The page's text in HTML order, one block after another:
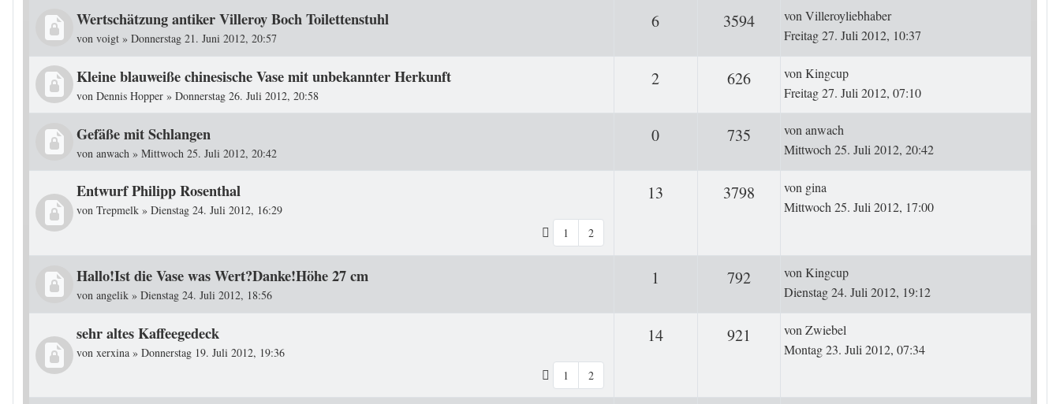
Wertschätzung antiker Villeroy Boch Toilettenstuhl
von voigt » Donnerstag 21. Juni 2012, 20:57
6Antworten3594ZugriffeLetzter Beitrag
vonVilleroyliebhaber
Freitag 27. Juli 2012, 10:37
Kleine blauweiße chinesische Vase mit unbekannter Herkunft
von Dennis Hopper » Donnerstag 26. Juli 2012, 20:58
2Antworten 626ZugriffeLetzter Beitrag
vonKingcup
Freitag 27. Juli 2012, 07:10
Gefäße mit Schlangen
von anwach » Mittwoch 25. Juli 2012, 20:42
0Antworten 735 ZugriffeLetzter Beitrag
vonanwach
Mittwoch 25. Juli 2012, 20:42
Entwurf Philipp Rosenthal
von Trepmelk » Dienstag 24. Juli 2012, 16:29
1
2
13 Antworten3798 ZugriffeLetzter Beitrag
von gina
Mittwoch 25. Juli 2012, 17:00
Hallo!Ist die Vase was Wert?Danke!Höhe 27 cm
von angelik » Dienstag 24. Juli 2012, 18:56
1 792ZugriffeLetzter Beitrag
vonKingcup
Dienstag 24. Juli 2012, 19:12
sehr altes Kaffeegedeck
von xerxina » Donnerstag 19. Juli 2012, 19:36
1
2
14Antworten921 ZugriffeLetzter Beitrag
vonZwiebel
Montag 23. Juli 2012, 07:34